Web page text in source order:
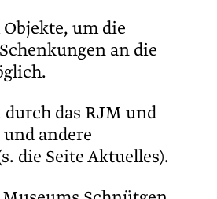
um die
an die
das RJM und
andere
die Seite Aktuelles).